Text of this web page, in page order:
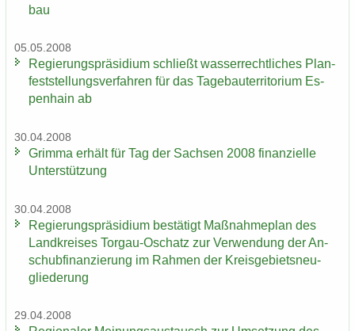
bau
05.05.2008
Re­gie­rungs­prä­si­di­um schließt was­ser­recht­li­ches Plan­
fest­stel­lungs­ver­fah­ren für das Ta­ge­bau­ter­ri­to­ri­um Es­
pen­hain ab
30.04.2008
Grim­ma er­hält für Tag der Sach­sen 2008 fi­nan­zi­el­le
Un­ter­stüt­zung
30.04.2008
Re­gie­rungs­prä­si­di­um be­stä­tigt Maß­nah­me­plan des
Land­krei­ses Torgau-​Oschatz zur Ver­wen­dung der An­
schub­fi­nan­zie­rung im Rah­men der Kreis­ge­biets­neu­
glie­de­rung
29.04.2008